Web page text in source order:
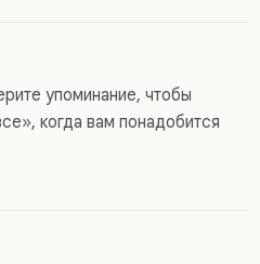
упоминание, чтобы
когда вам понадобится